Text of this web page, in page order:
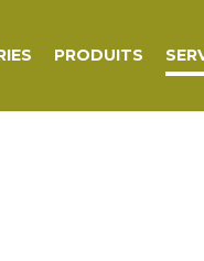
PRODUITS